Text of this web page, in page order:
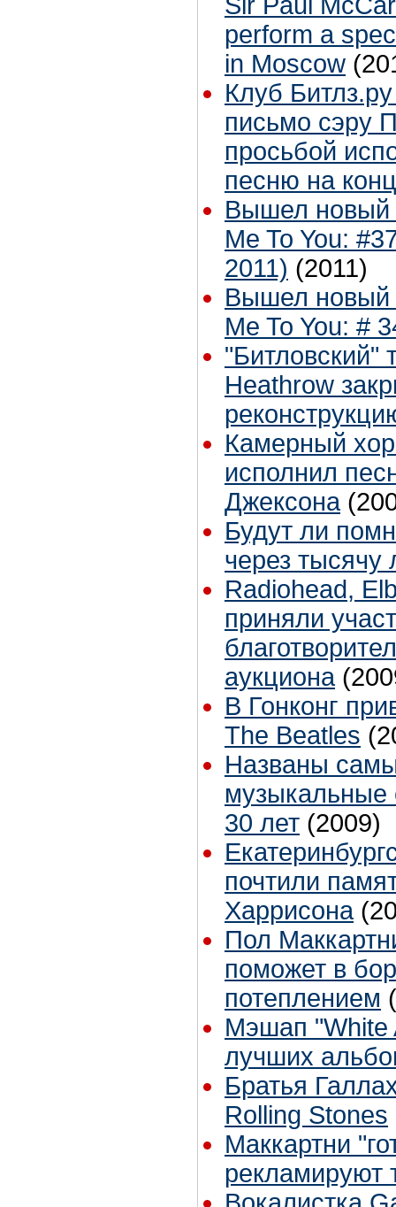
perform a
in Moscow
Клуб
письмо сэру
просьбой
песню на
Вышел новый
Me To You:
2011) (2011)
Вышел новый
Me To You: #
"Битловский"
Heathrow
Камерный
исполнил
Джексона
Будут ли
через тысячу
Radiohead,
приняли
аукциона
В Гонконг
The Beatles
Названы
музыкальные
30 лет (2009)
почтили
Харрисона
Пол
поможет в
потеплением
Мэшап "White
лучших
Братья
Rolling Stones
Маккартни
рекламируют